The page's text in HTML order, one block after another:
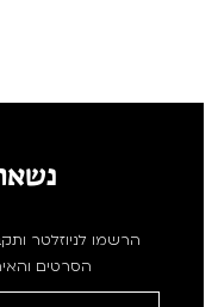
הרשמו לניוזלטר
הסרטים